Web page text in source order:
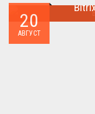
20
АВГУСТ